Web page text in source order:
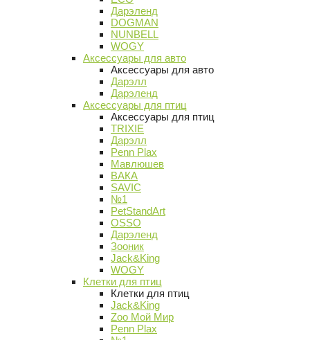
Дарэленд
DOGMAN
NUNBELL
WOGY
Аксессуары для авто
Аксессуары для авто
Дарэлл
Дарэленд
Аксессуары для птиц
Аксессуары для птиц
TRIXIE
Дарэлл
Penn Plax
Мавлюшев
ВАКА
SAVIC
№1
PetStandArt
OSSO
Дарэленд
Зооник
Jack&King
WOGY
Клетки для птиц
Клетки для птиц
Jack&King
Zoo Мой Мир
Penn Plax